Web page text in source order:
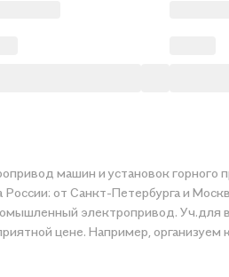
машин и установок
от Санкт-Петербурга и
электропривод. Уч.для
понравившуюся историю по приятной